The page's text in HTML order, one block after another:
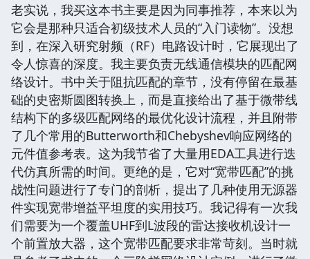
老实说，我买这本书主要是因为同事推荐，本来以为
它会是那种只适合初级技术人员的“入门读物”。没想
到，在深入研究射频（RF）电路设计时，它展现出了
令人惊喜的深度。我主要负责无线通信模块的匹配网
络设计。书中关于阻抗匹配的章节，没有停留在最基
础的史密斯圆图转换上，而是直接给出了基于微带线
结构下的多级匹配网络的最优化设计流程，并且附带
了几个常用的Butterworth和Chebyshev响应网络的
元件值参考表。这为我节省了大量用EDA工具进行迭
代仿真所需的时间。更绝的是，它对“宽带匹配”的挑
战性问题进行了专门的剖析，提出了几种使用无源器
件实现宽带增益平坦度的实用技巧。我记得有一次我
们需要为一个覆盖UHF到L波段的雷达接收机设计一
个前置放大器，这个宽带匹配要求非常苛刻。当时就